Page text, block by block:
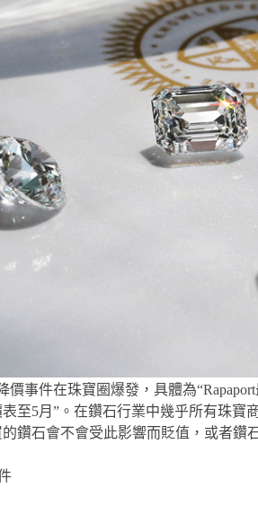
價事件在珠寶圈爆發，具體為
至5月”。在鑽石行業中幾乎所有珠寶
鑽石會不會受此影響而貶值，或者鑽